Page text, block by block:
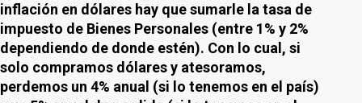
inflación en dólares hay que sumarle la tasa de
impuesto de Bienes Personales (entre 1% y 2%
dependiendo de donde estén). Con lo cual, si
solo compramos dólares y atesoramos,
perdemos un 4% anual (si lo tenemos en el país)